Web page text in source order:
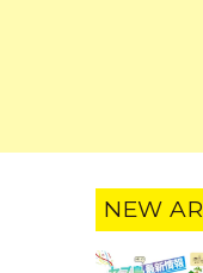
NEW